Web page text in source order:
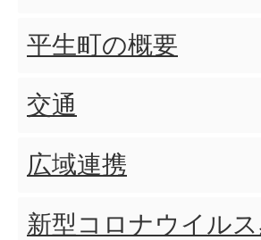
平生町の概要
交通
広域連携
新型コロナウイル